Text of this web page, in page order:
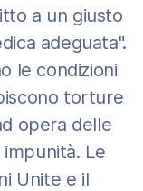
a un giusto
adeguata".
le condizioni
torture
opera delle
Le
Unite e il